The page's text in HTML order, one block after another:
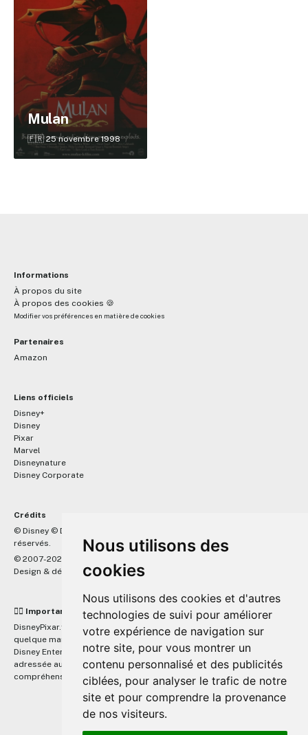
Nous utilisons des
cookies
Nous utilisons des cookies et d'autres
technologies de suivi pour améliorer
votre expérience de navigation sur
notre site, pour vous montrer un
contenu personnalisé et des publicités
ciblées, pour analyser le trafic de notre
site et pour comprendre la provenance
de nos visiteurs.
Mulan
🇫🇷 25 novembre 1998
Informations
À propos du site
À propos des cookies 🍪
Modifier vos préférences en matière de cookies
Partenaires
Amazon
Liens officiels
Disney+
Disney
Pixar
Marvel
Disneynature
Disney Corporate
Crédits
© Disney © Disney/Pixar © &
réservés.
© 2007-2026 DisneyPixar.fr
Design & développement : MonsieurPaul
☝🏼 Important
DisneyPixar.fr est un site indépendant et n'est en aucun cas lié de
quelque manière que ce soit avec The Walt Disney Company, Pixar,
Disney Enterprises, Inc ou leurs dérivés ou associés. Toute demande
adressée aux studios Disney ou Pixar sera ignorée. Merci de votre
compréhension.